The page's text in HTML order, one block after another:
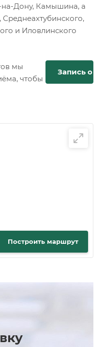
на-Дону, Камышина, а
и Иловлинского
мы
чтобы
Запись
Построить маршрут